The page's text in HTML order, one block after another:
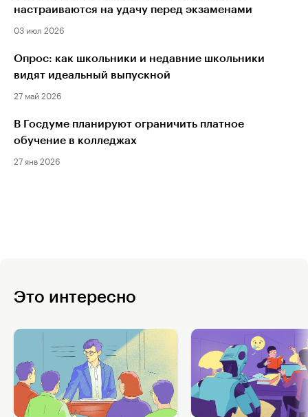
настраиваются на удачу перед экзаменами
03 июл 2026
Опрос: как школьники и недавние школьники
видят идеальный выпускной
27 май 2026
В Госдуме планируют ограничить платное
обучение в колледжах
27 янв 2026
Это интересно